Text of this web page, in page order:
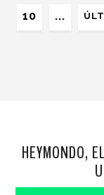
10 ...
HEYMONDO,